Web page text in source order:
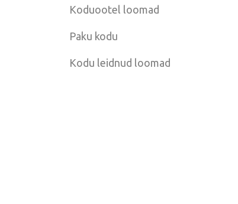
Koduootel loomad
Paku kodu
Kodu leidnud loomad